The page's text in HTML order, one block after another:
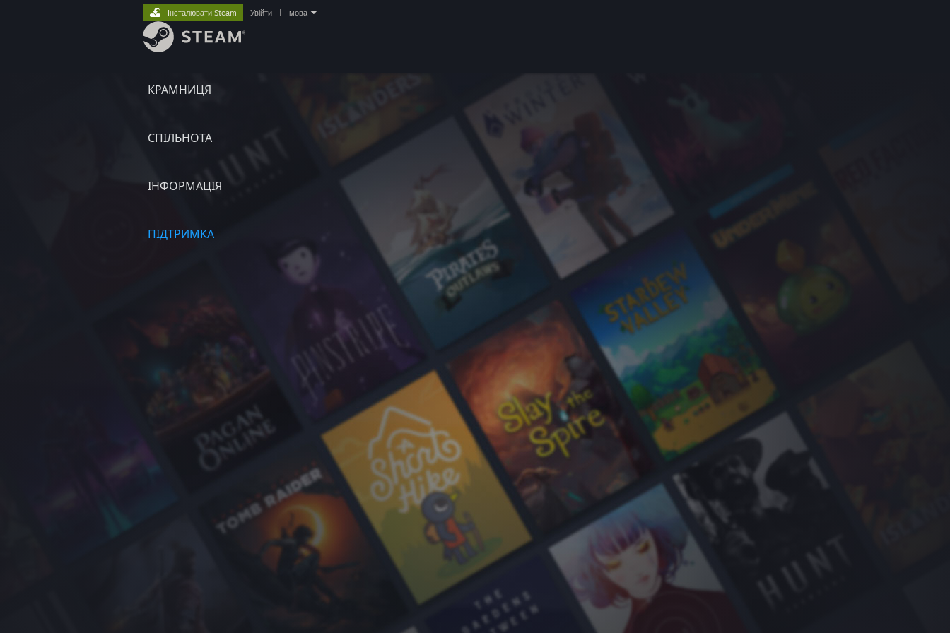
КРАМНИЦЯ
СПІЛЬНОТА
ІНФОРМАЦІЯ
ПІДТРИМКА
Інсталювати Steam Увійти мова